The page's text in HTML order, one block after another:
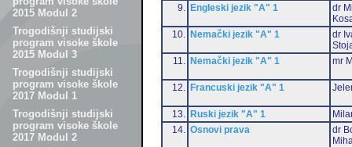
2015 Modul 2
Trogodišnji studijski
program visoke škole
2015 Modul 3
Trogodišnji studijski
program visoke škole
2017 Modul 1
Trogodišnji studijski
program visoke škole
2017 Modul 2
9. Engleski jezik "A" 1
dr
10.
Nemački jezik "A" 1
dr
11.
Nemački jezik "A" 1 mr
12. Francuski jezik "A" 1
13. Ruski jezik "A" 1
14.
Osnovi prava
dr